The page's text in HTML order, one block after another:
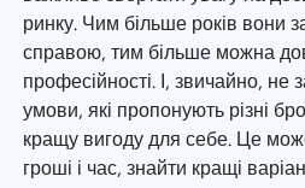
ринку. Чим більше років вони
справою, тим більше можна
професійності. І, звичайно, не
умови, які пропонують різні
кращу вигоду для себе. Це
гроші і час, знайти кращі